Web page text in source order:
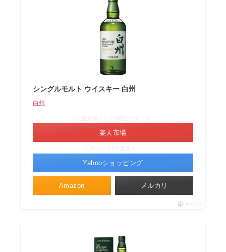
シングルモルト ウイスキー 白州
白州
Amazon
楽天市場
Yahooショッピング
メルカリ
ポチップ